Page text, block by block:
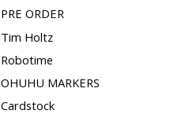
PRE ORDER
Tim Holtz
Robotime
OHUHU MARKERS
Cardstock